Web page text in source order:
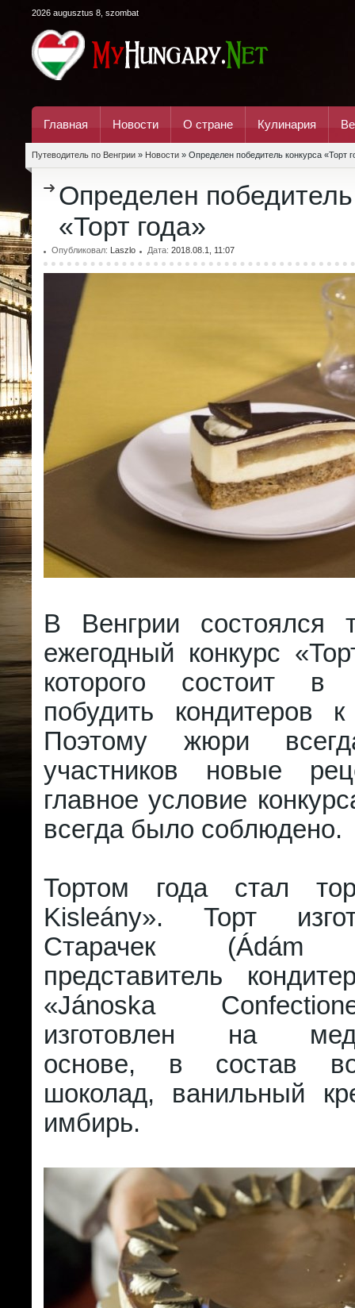
2026 augusztus 8, szombat
Главная Новости О стране Кулинария
Путеводитель по Венгрии » Новости » Определен победитель конкурса «Торт
Определен победитель
«Торт года»
Опубликовал: Laszlo Дата: 2018.08.1, 11:07
В Венгрии состоялся
ежегодный конкурс
которого состоит
побудить кондитеров
Поэтому жюри
участников новые
главное условие
всегда было соблюдено.
Тортом года стал
Kisleány». Торт
Старачек (Ádám
представитель
«Jánoska
изготовлен на
основе, в состав
шоколад, ванильный
имбирь.